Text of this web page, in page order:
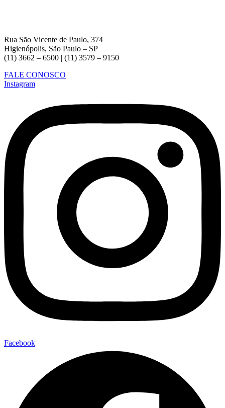
Rua São Vicente de Paulo, 374
Higienópolis, São Paulo – SP
(11) 3662 – 6500 | (11) 3579 – 9150
FALE CONOSCO
Instagram
Facebook